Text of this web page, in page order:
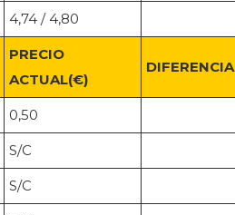
4,74 / 4,80
PRECIO
ACTUAL(€)
DIFERENCIA
0,50
S/C
S/C